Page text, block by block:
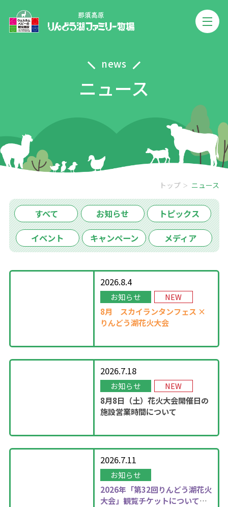
news
ニュース
トップ ニュース
すべて お知らせ トピックス
イベント キャンペーン メディア
2026.8.4
お知らせ NEW
8月 スカイランタンフェス ×
りんどう湖花火大会
2026.7.18
お知らせ NEW
8月8日（土）花火大会開催日の
施設営業時間について
2026.7.11
お知らせ
2026年 「第32回りんどう湖花火
大会」観覧チケットについて更